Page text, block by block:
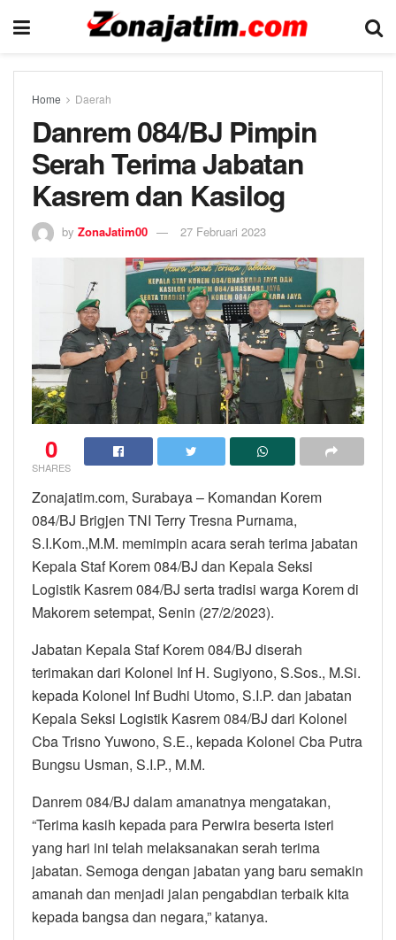
Home Daerah
Danrem 084/BJ Pimpin
Serah Terima Jabatan
Kasrem dan Kasilog
by ZonaJatim00 27 Februari 2023
0
SHARES
Zonajatim.com, Surabaya – Komandan Korem
084/BJ Brigjen TNI Terry Tresna Purnama,
S.I.Kom.,M.M. memimpin acara serah terima jabatan
Kepala Staf Korem 084/BJ dan Kepala Seksi
Logistik Kasrem 084/BJ serta tradisi warga Korem di
Makorem setempat, Senin (27/2/2023).
Jabatan Kepala Staf Korem 084/BJ diserah
terimakan dari Kolonel Inf H. Sugiyono, S.Sos., M.Si.
kepada Kolonel Inf Budhi Utomo, S.I.P. dan jabatan
Kepala Seksi Logistik Kasrem 084/BJ dari Kolonel
Cba Trisno Yuwono, S.E., kepada Kolonel Cba Putra
Bungsu Usman, S.I.P., M.M.
Danrem 084/BJ dalam amanatnya mengatakan,
“Terima kasih kepada para Perwira beserta isteri
yang hari ini telah melaksanakan serah terima
jabatan. Semoga dengan jabatan yang baru semakin
amanah dan menjadi jalan pengabdian terbaik kita
kepada bangsa dan negara,” katanya.